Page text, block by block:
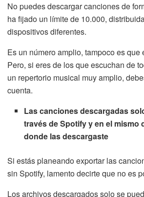
No puedes descargar canciones de
ha fijado un límite de 10.000,
dispositivos diferentes.
Es un número amplio, tampoco es que
Pero, si eres de los que escuchan de
un repertorio musical muy amplio,
cuenta.
Las canciones descargadas
través de Spotify y en el mismo
donde las descargaste
Si estás planeando exportar las
sin Spotify, lamento decirte que no es
Los archivos descargados solo se